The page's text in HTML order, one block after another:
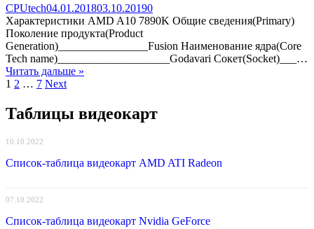
Categories
CPUtechPosted
on
04.01.201803.10.20190comments
on
A10
7890K
Характеристики AMD A10 7890K Общие сведения(Primary)
Поколение продукта(Product
Generation)________________Fusion Наименование ядра(Core
Tech name)____________________Godavari Сокет(Socket)___…
Читать дальше »
Навигация
по
записям
Page
1 Page
2 … Page
7 Next
Таблицы видеокарт
10.10.2022
Список-таблица видеокарт AMD ATI Radeon
07.10.2022
Список-таблица видеокарт Nvidia GeForce